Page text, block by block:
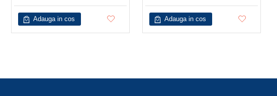
Adauga in cos Adauga in cos